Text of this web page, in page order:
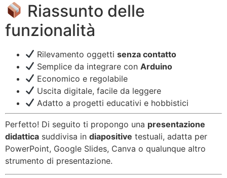
Riassunto delle
funzionalità
Rilevamento oggettisenza contatto
Semplice da integrare conArduino
Economico e regolabile
Uscita digitale, facile da leggere
Adatto a progetti educativi e hobbistici
Perfetto! Di seguito ti propongo una presentazione
didattica suddivisa in diapositive testuali, adatta per
PowerPoint, Google Slides, Canva o qualunque altro
strumento di presentazione.